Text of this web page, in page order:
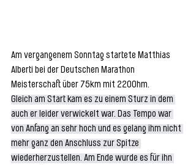
Am vergangenem Sonntag startete Matthias
Alberti bei der Deutschen Marathon
Meisterschaft über 75km mit 2200hm.
Gleich am Start kam es zu einem Sturz in dem
auch er leider verwickelt war. Das Tempo war
von Anfang an sehr hoch und es gelang ihm nicht
mehr ganz den Anschluss zur Spitze
wiederherzustellen. Am Ende wurde es für ihn